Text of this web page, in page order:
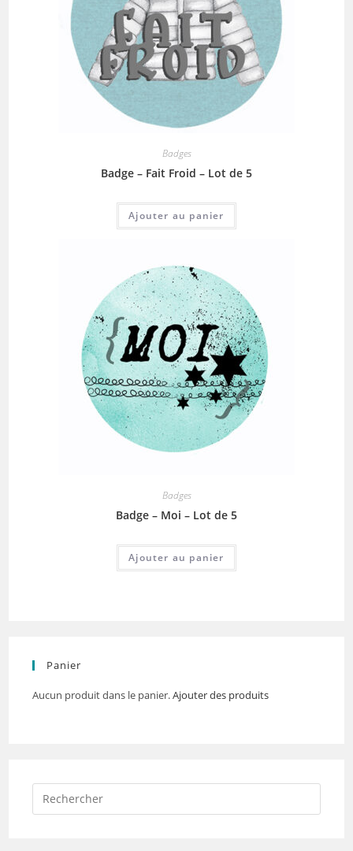
Badges
Badge – Fait Froid – Lot de 5
Ajouter au panier
Badges
Badge – Moi – Lot de 5
Ajouter au panier
Panier
Aucun produit dans le panier.Ajouter des produits